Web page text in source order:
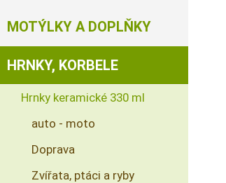
MOTÝLKY A DOPLŇKY
HRNKY, KORBELE
Hrnky keramické 330 ml
auto - moto
Doprava
Zvířata, ptáci a ryby